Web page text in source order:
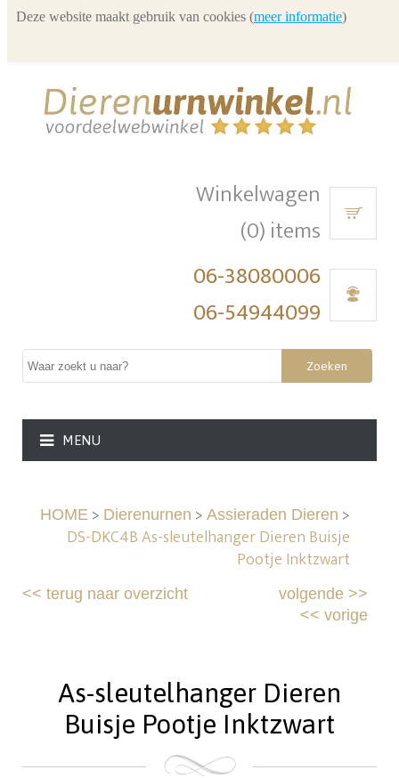
Winkelwagen
(0) items
06-38080006
06-54944099
Zoeken
MENU
HOME> Dierenurnen > Assieraden Dieren >
DS-DKC4B As-sleutelhanger Dieren Buisje
Pootje Inktzwart
<<terug naar overzicht volgende>>
<< vorige
As-sleutelhanger Dieren
Buisje Pootje Inktzwart
Deze website maakt gebruik van cookies (meer informatie)